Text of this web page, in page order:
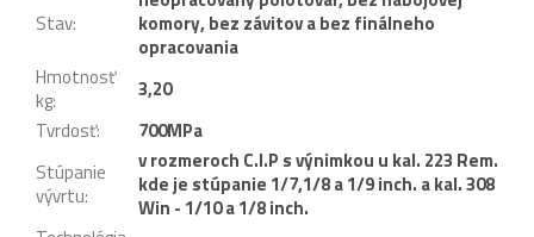
Stav:
komory, bez závitov a bez finálneho
opracovania
Hmotnosť
kg:
3,20
Tvrdosť:
700MPa
Stúpanie
vývrtu:
v rozmeroch C.I.P s výnimkou u kal. 223 Rem.
kde je stúpanie 1/7,1/8 a 1/9 inch. a kal. 308
Win - 1/10 a 1/8 inch.